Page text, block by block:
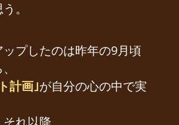
。
プしたのは昨年の9月頃
計画｣が自分の心の中で実